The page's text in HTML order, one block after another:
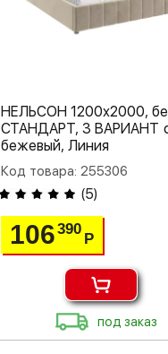
НЕЛЬСОН 1200х2000,
СТАНДАРТ, 3 ВАРИАНТ
бежевый, Линия
Код товара: 255306
(5)
106390
Р
под заказ